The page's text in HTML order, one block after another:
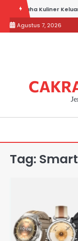
content
Usaha Kuliner Keluarga
Agustus 7, 2026
Tag: